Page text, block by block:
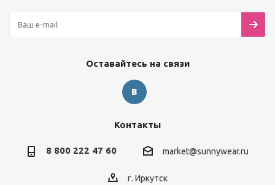
Оставайтесь на связи
Контакты
8 800 222 47 60 market@sunnywear.ru
г. Иркутск